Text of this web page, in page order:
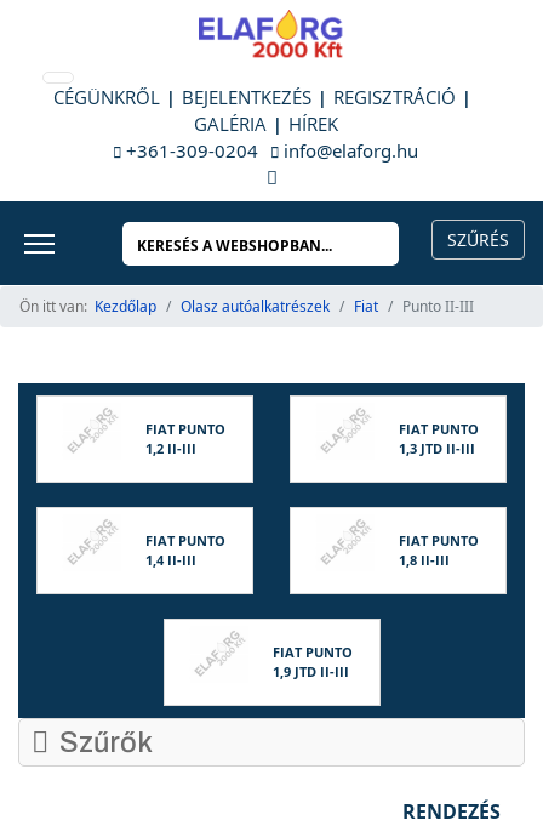
CÉGÜNKRŐL BEJELENTKEZÉS
REGISZTRÁCIÓ
GALÉRIA
HÍREK
+361-309-0204
info@elaforg.hu
Ön itt van: Kezdőlap Olasz autóalkatrészek Fiat Punto II-III
FIAT PUNTO
1,2 II-III
FIAT PUNTO
1,3 JTD II-III
FIAT PUNTO
1,4 II-III
FIAT PUNTO
1,8 II-III
FIAT PUNTO
1,9 JTD II-III
Szűrők
RENDEZÉS